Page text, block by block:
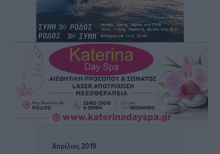
34.000 αναχωρούν σήμερα μόνο από τον Πειραιά
πριν 19 ώρες
Μόνιμες θέσεις στους παιδικούς σταθμούς: Οι
προϋποθέσεις, η 24μηνη εμπειρία και οι προθεσμίες
για τους δήμους
Τοπικές Ειδήσεις• πριν 19 ώρες
Δεύτερη πηγή εισοδήματος για τους επαγγελματίες
ψαράδες ο αλιευτικός τουρισμός
Απρίλιος 2019